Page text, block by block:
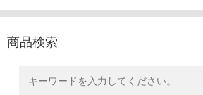
商品検索